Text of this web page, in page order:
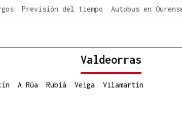
Previsión del tiempo Autobus en
Valdeorras
A Rúa Rubiá Veiga Vilamartín